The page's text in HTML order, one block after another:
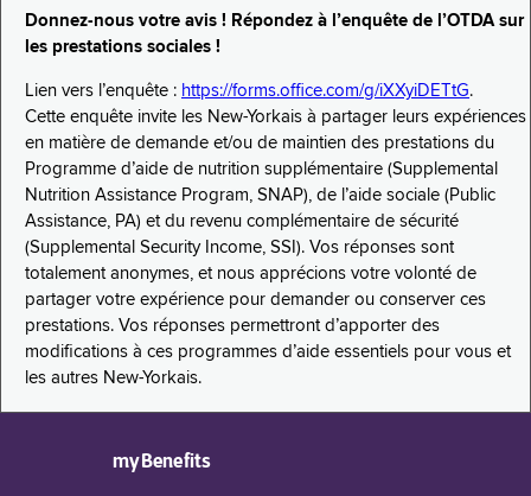
Donnez-nous votre avis ! Répondez à l’enquête de l’OTDA sur
les prestations sociales !
Lien vers l’enquête : https://forms.office.com/g/iXXyiDETtG.
Cette enquête invite les New-Yorkais à partager leurs expériences
en matière de demande et/ou de maintien des prestations du
Programme d’aide de nutrition supplémentaire (Supplemental
Nutrition Assistance Program, SNAP), de l’aide sociale (Public
Assistance, PA) et du revenu complémentaire de sécurité
(Supplemental Security Income, SSI). Vos réponses sont
totalement anonymes, et nous apprécions votre volonté de
partager votre expérience pour demander ou conserver ces
prestations. Vos réponses permettront d’apporter des
modifications à ces programmes d’aide essentiels pour vous et
les autres New-Yorkais.
myBenefits